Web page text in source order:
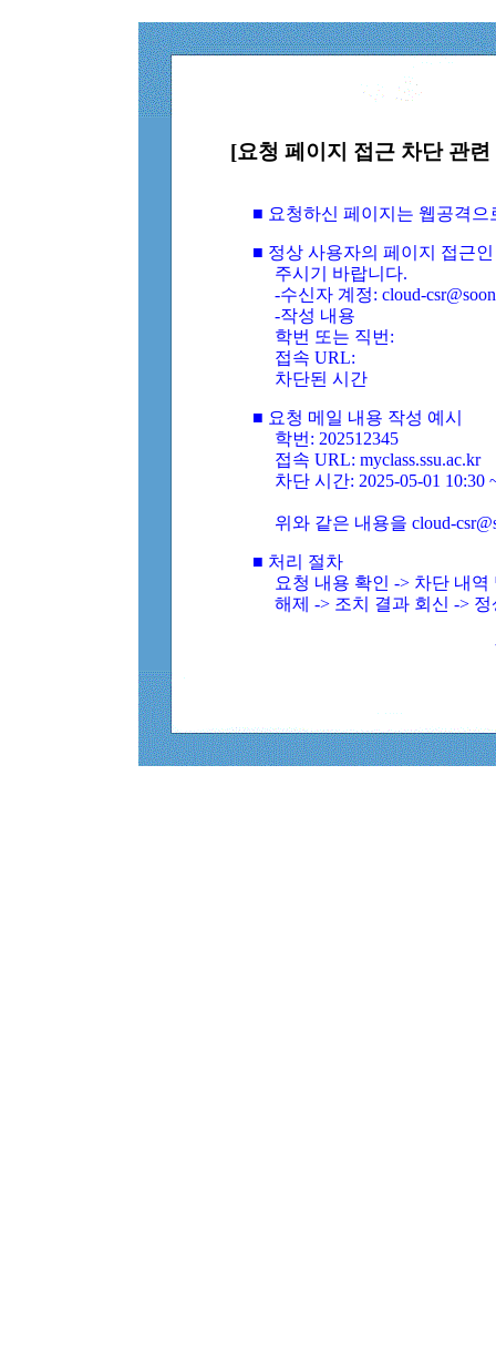
[요청 페이지 접근 차단 관
■ 요청하신 페이지는 웹공격
■ 정상 사용자의 페이지 접근
주시기 바랍니다.
-수신자 계정: cloud-
-작성 내용
학번 또는 직번:
접속 URL:
차단된 시간
■ 요청 메일 내용 작성 예시
학번: 202512345
접속 URL: myclass.ssu.ac.kr
차단 시간: 2025-05-01 10:30
위와 같은 내용을 cloud-
■ 처리 절차
요청 내용 확인 -> 차단 내
해제 -> 조치 결과 회신 ->